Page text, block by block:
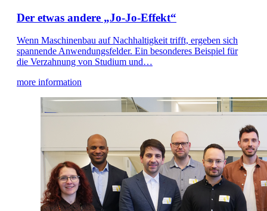
Der etwas andere „Jo-Jo-Effekt“
Wenn Maschinenbau auf Nachhaltigkeit trifft, ergeben sich
spannende Anwendungsfelder. Ein besonderes Beispiel für
die Verzahnung von Studium und…
more information